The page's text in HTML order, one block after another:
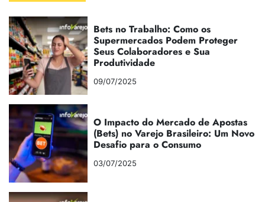
Bets no Trabalho: Como os
Supermercados Podem Proteger
Seus Colaboradores e Sua
Produtividade
09/07/2025
O Impacto do Mercado de Apostas
(Bets) no Varejo Brasileiro: Um Novo
Desafio para o Consumo
03/07/2025